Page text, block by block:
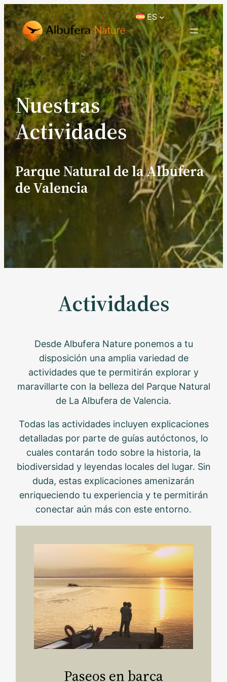
ES
Nuestras
Actividades
Parque Natural de la Albufera
de Valencia
Actividades
Desde Albufera Nature ponemos a tu
disposición una amplia variedad de
actividades que te permitirán explorar y
maravillarte con la belleza del Parque Natural
de La Albufera de Valencia.
Todas las actividades incluyen explicaciones
detalladas por parte de guías autóctonos, lo
cuales contarán todo sobre la historia, la
biodiversidad y leyendas locales del lugar. Sin
duda, estas explicaciones amenizarán
enriqueciendo tu experiencia y te permitirán
conectar aún más con este entorno.
Paseos en barca